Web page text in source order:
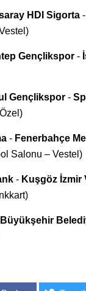
HDI Sigorta -
Gençlikspor -
Gençlikspor -
- Fenerbahçe
Salonu – Vestel)
- Kuşgöz